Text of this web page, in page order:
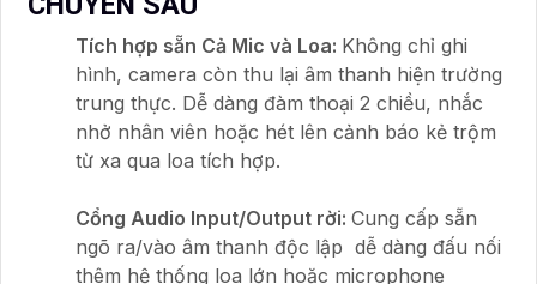
Tích hợp sẵn Cả Mic và Loa: Không chỉ ghi
hình, camera còn thu lại âm thanh hiện trường
trung thực. Dễ dàng đàm thoại 2 chiều, nhắc
nhở nhân viên hoặc hét lên cảnh báo kẻ trộm
từ xa qua loa tích hợp.
Cổng Audio Input/Output rời: Cung cấp sẵn
ngõ ra/vào âm thanh độc lập dễ dàng đấu nối
thêm hệ thống loa lớn hoặc microphone